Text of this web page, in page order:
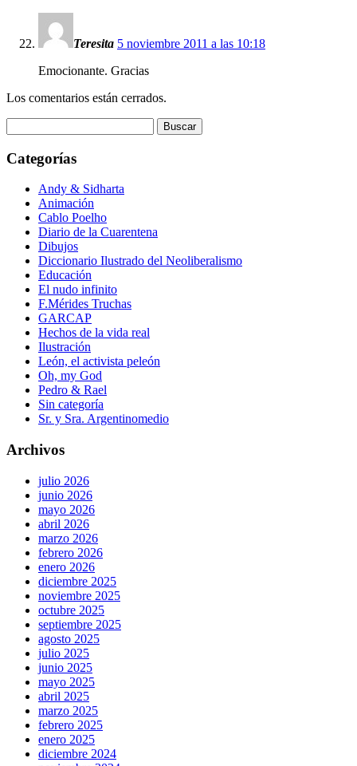
Teresita 5 noviembre 2011 a las 10:18
Emocionante. Gracias
Los comentarios están cerrados.
Categorías
Andy & Sidharta
Animación
Cablo Poelho
Diario de la Cuarentena
Dibujos
Diccionario Ilustrado del Neoliberalismo
Educación
El nudo infinito
F.Mérides Truchas
GARCAP
Hechos de la vida real
Ilustración
León, el activista peleón
Oh, my God
Pedro & Rael
Sin categoría
Sr. y Sra. Argentinomedio
Archivos
julio 2026
junio 2026
mayo 2026
abril 2026
marzo 2026
febrero 2026
enero 2026
diciembre 2025
noviembre 2025
octubre 2025
septiembre 2025
agosto 2025
julio 2025
junio 2025
mayo 2025
abril 2025
marzo 2025
febrero 2025
enero 2025
diciembre 2024